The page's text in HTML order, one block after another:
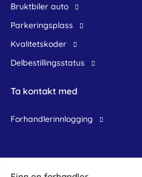
bruktbiler auto
Parkeringsplass
Kvalitetskoder
Delbestillingsstatus
Ta kontakt med
forhandlerinnlogging